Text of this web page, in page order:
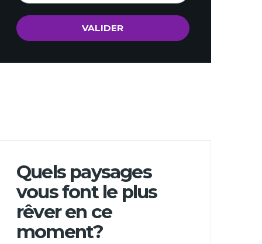
Quels paysages
vous font le plus
rêver en ce
moment?